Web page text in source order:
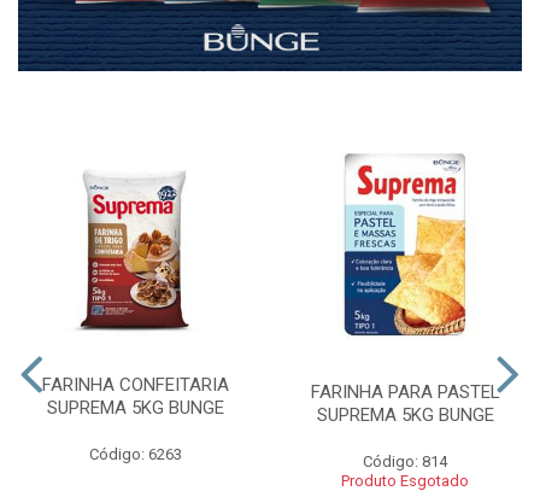
FARINHA CONFEITARIA
SUPREMA 5KG BUNGE
Código: 6263
FARINHA PARA PASTEL
SUPREMA 5KG BUNGE
Código: 814
Produto Esgotado